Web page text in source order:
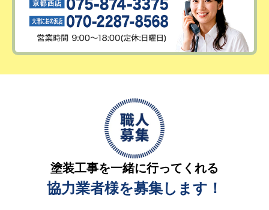
塗装工事を一緒に行ってくれる
協力業者様を募集します！